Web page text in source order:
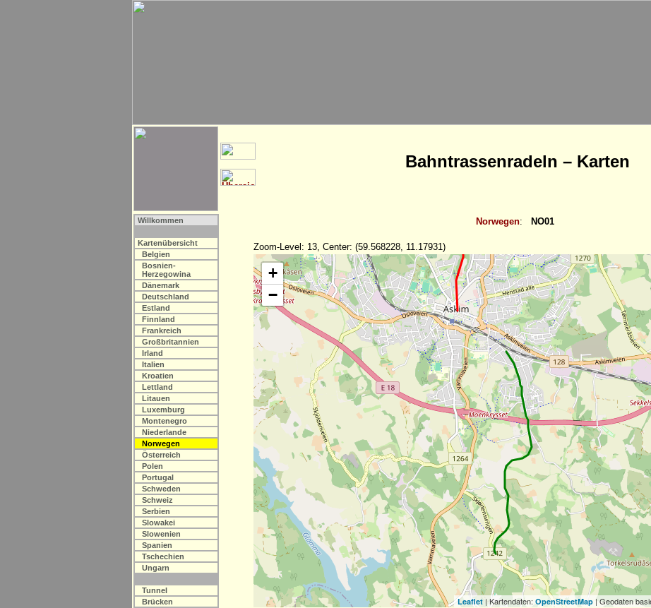
Bahntrassenradeln – Karten
Willkommen
Kartenübersicht
Belgien
Bosnien-
Herzegowina
Dänemark
Deutschland
Estland
Finnland
Frankreich
Großbritannien
Irland
Italien
Kroatien
Lettland
Litauen
Luxemburg
Montenegro
Niederlande
Norwegen
Österreich
Polen
Portugal
Schweden
Schweiz
Serbien
Slowakei
Slowenien
Spanien
Tschechien
Ungarn
Tunnel
Brücken
Norwegen: NO01
Zoom-Level: 13, Center: (59.568228, 11.17931)
+
−
Leaflet| Kartendaten: OpenStreetMap| Geodaten